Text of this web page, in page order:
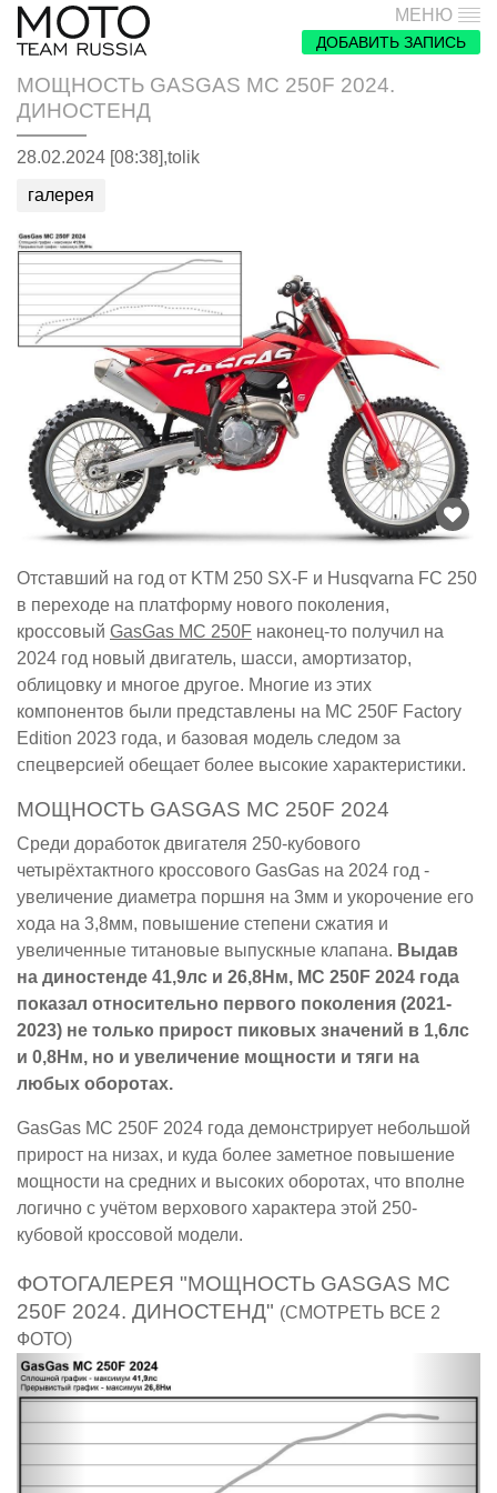
МЕНЮ
ДОБАВИТЬ ЗАПИСЬ
МОЩНОСТЬ GASGAS MC 250F 2024.
ДИНОСТЕНД
28.02.2024 [08:38],tolik
галерея
Отставший на год от KTM 250 SX-F и Husqvarna FC 250
в переходе на платформу нового поколения,
кроссовый GasGas MC 250F наконец-то получил на
2024 год новый двигатель, шасси, амортизатор,
облицовку и многое другое. Многие из этих
компонентов были представлены на MC 250F Factory
Edition 2023 года, и базовая модель следом за
спецверсией обещает более высокие характеристики.
МОЩНОСТЬ GASGAS MC 250F 2024
Среди доработок двигателя 250-кубового
четырёхтактного кроссового GasGas на 2024 год -
увеличение диаметра поршня на 3мм и укорочение его
хода на 3,8мм, повышение степени сжатия и
увеличенные титановые выпускные клапана. Выдав
на диностенде 41,9лс и 26,8Нм, MC 250F 2024 года
показал относительно первого поколения (2021-
2023) не только прирост пиковых значений в 1,6лс
и 0,8Нм, но и увеличение мощности и тяги на
любых оборотах.
GasGas MC 250F 2024 года демонстрирует небольшой
прирост на низах, и куда более заметное повышение
мощности на средних и высоких оборотах, что вполне
логично с учётом верхового характера этой 250-
кубовой кроссовой модели.
ФОТОГАЛЕРЕЯ "МОЩНОСТЬ GASGAS MC
250F 2024. ДИНОСТЕНД" (СМОТРЕТЬ ВСЕ 2
ФОТО)